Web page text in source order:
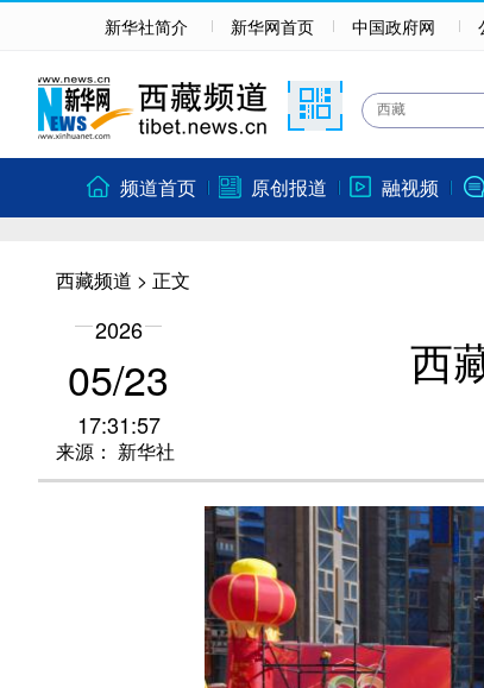
新华社简介 新华网首页 中国政府网
频道首页 原创报道 融视频
西藏频道 > 正文
2026
05/23
17:31:57
来源： 新华社
西